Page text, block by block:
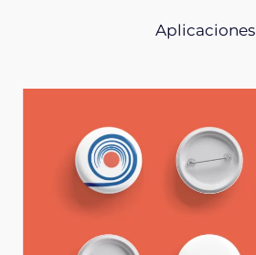
Aplicaciones